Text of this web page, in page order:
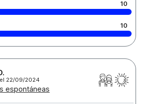
10
10
22/09/2024
espontáneas